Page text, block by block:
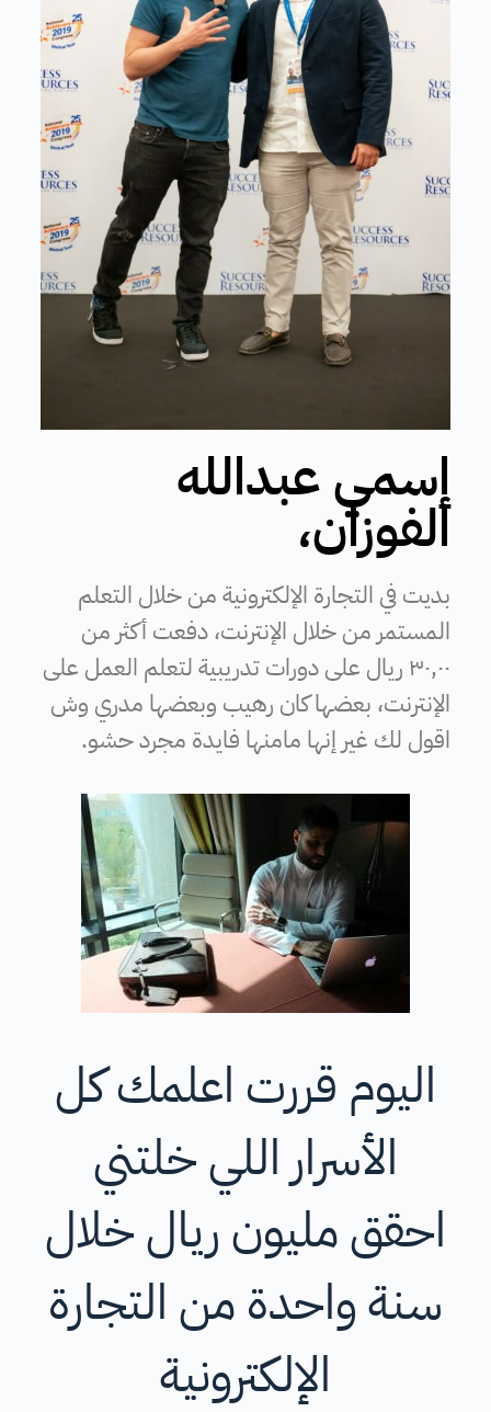
إسمي عبدالله
الفوزان،
بديت في التجارة الإلكترونية من خلال التعلم
المستمر من خلال الإنترنت، دفعت أكثر من
٣٠,٠٠ ريال على دورات تدريبية لتعلم العمل على
الإنترنت، بعضها كان رهيب وبعضها مدري وش
اقول لك غير إنها مامنها فايدة مجرد حشو.
اليوم قررت اعلمك كل
الأسرار اللي خلتني
احقق مليون ريال خلال
سنة واحدة من التجارة
الإلكترونية